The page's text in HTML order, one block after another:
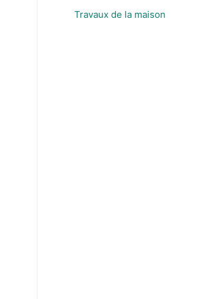
Travaux de la maison